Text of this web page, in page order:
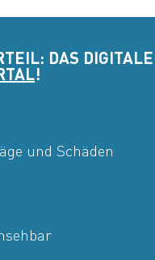
DAS DIGITALE
!
und Schäden